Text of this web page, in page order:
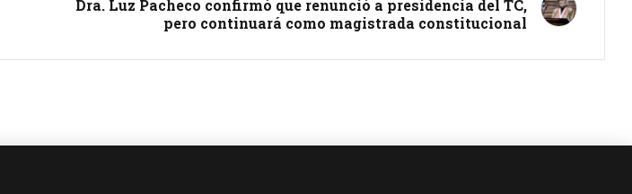
Dra. Luz Pacheco confirmó que renunció a presidencia del TC,
pero continuará como magistrada constitucional